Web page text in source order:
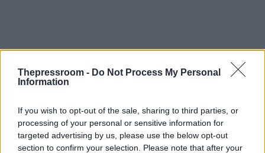
Thepressroom - Do Not Process My Personal
Information
If you wish to opt-out of the sale, sharing to third parties, or
processing of your personal or sensitive information for
targeted advertising by us, please use the below opt-out
section to confirm your selection. Please note that after your